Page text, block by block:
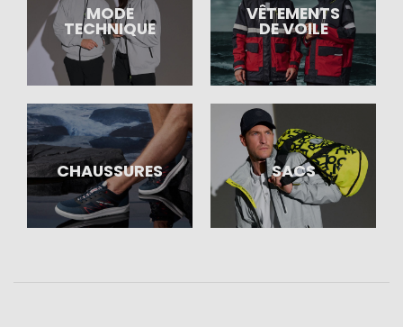
MODE
TECHNIQUE
VÊTEMENTS
DE VOILE
CHAUSSURES SACS